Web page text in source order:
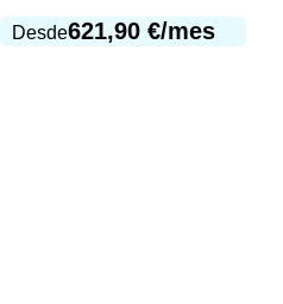
Desde621,90 €/mes